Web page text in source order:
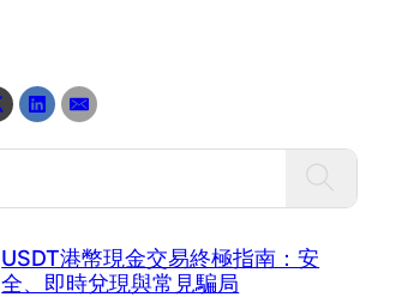
USDT港幣現金交易終極指南：安
全、即時兌現與常見騙局